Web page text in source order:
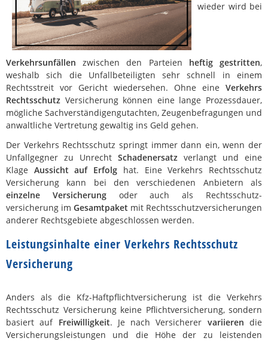
wieder wird bei
Verkehrsunfällen zwischen den Parteien heftig gestritten,
weshalb sich die Unfallbeteiligten sehr schnell in einem
Rechtsstreit vor Gericht wiedersehen. Ohne eine Verkehrs
Rechtsschutz Versicherung können eine lange Prozessdauer,
mögliche Sachverständigengutachten, Zeugenbefragungen und
anwaltliche Vertretung gewaltig ins Geld gehen.
Der Verkehrs Rechtsschutz springt immer dann ein, wenn der
Unfallgegner zu Unrecht Schadenersatz verlangt und eine
Klage Aussicht auf Erfolg hat. Eine Verkehrs Rechtsschutz
Versicherung kann bei den verschiedenen Anbietern als
einzelne Versicherungoder auch als Rechtsschutz-
versicherung im Gesamtpaket mit Rechtsschutzversicherungen
anderer Rechtsgebiete abgeschlossen werden.
Leistungsinhalte einer Verkehrs Rechtsschutz
Versicherung
Anders als die Kfz-Haftpflichtversicherung ist die Verkehrs
Rechtsschutz Versicherung keine Pflichtversicherung, sondern
basiert auf Freiwilligkeit. Je nach Versicherer variieren die
Versicherungsleistungen und die Höhe der zu leistenden